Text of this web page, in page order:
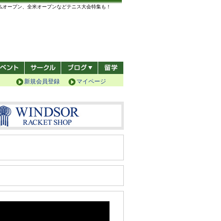
ープン、全米オープンなどテニス大会特集も！
マイページ
新規会員登録